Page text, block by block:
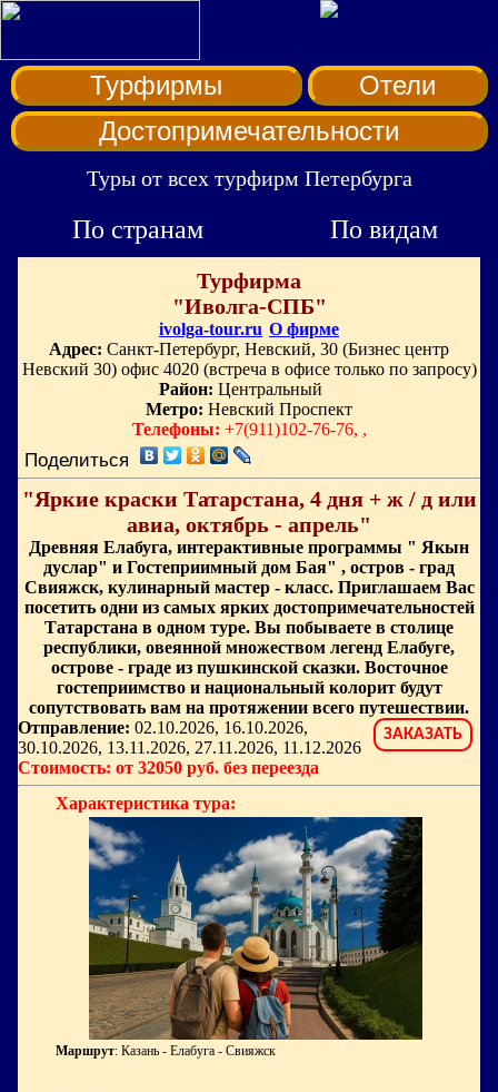
Турфирмы
Отели
Достопримечательности
Туры от всех турфирм Петербурга
По странам По видам
Турфирма
"Иволга-СПБ"
ivolga-tour.ru О фирме
Адрес: Санкт-Петербург, Невский, 30 (Бизнес центр
Невский 30) офис 4020 (встреча в офисе только по запросу)
Район: Центральный
Метро: Невский Проспект
Телефоны: +7(911)102-76-76, ,
Поделиться
"Яркие краски Татарстана, 4 дня + ж / д или
авиа, октябрь - апрель"
Древняя Елабуга, интерактивные программы " Якын
дуслар" и Гостеприимный дом Бая" , остров - град
Свияжск, кулинарный мастер - класс. Приглашаем Вас
посетить одни из самых ярких достопримечательностей
Татарстана в одном туре. Вы побываете в столице
республики, овеянной множеством легенд Елабуге,
острове - граде из пушкинской сказки. Восточное
гостеприимство и национальный колорит будут
сопутствовать вам на протяжении всего путешествии.
ЗАКАЗАТЬ
Отправление: 02.10.2026, 16.10.2026,
30.10.2026, 13.11.2026, 27.11.2026, 11.12.2026
Стоимость: от 32050 руб. без переезда
Характеристика тура:
Маршрут: Казань - Елабуга - Свияжск